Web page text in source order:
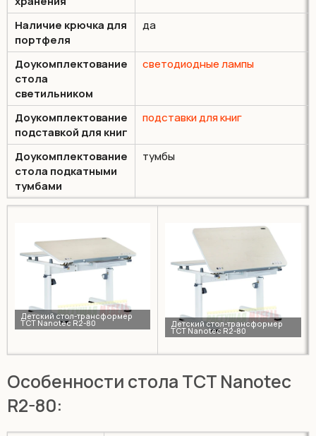
Наличие крючка для
портфеля
да
Доукомплектование
стола
светильником
светодиодные лампы
Доукомплектование
подставкой для книг
подставки для книг
Доукомплектование
стола подкатными
тумбами
тумбы
Особенности стола TCT Nanotec
R2-80: